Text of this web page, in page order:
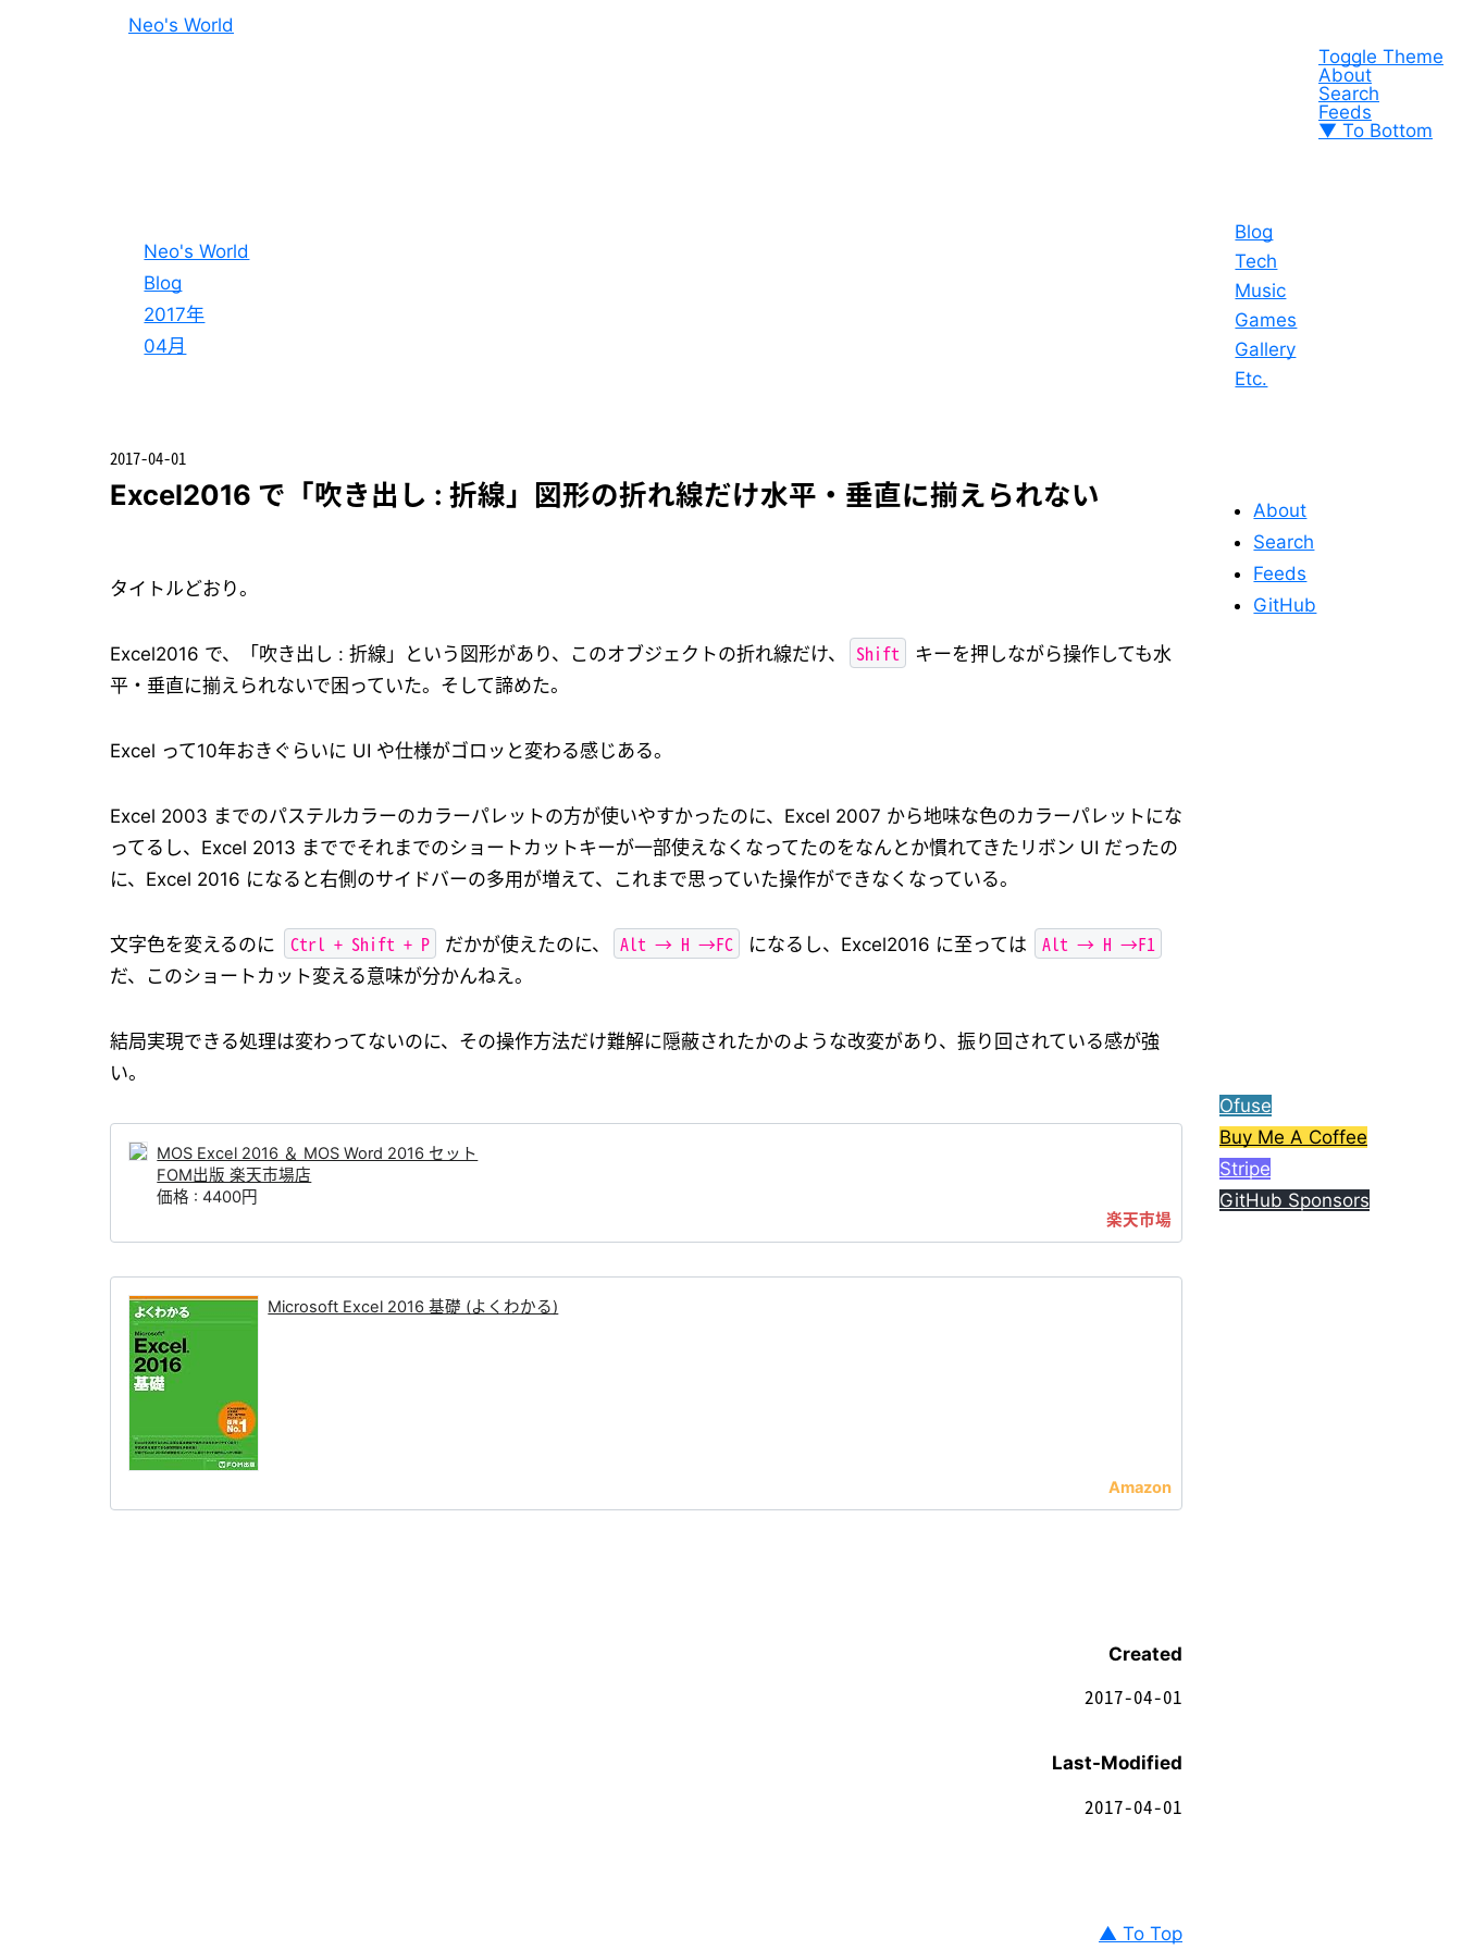
Neo's World
Toggle Theme
About
Search
Feeds
▼ To Bottom
Blog
Tech
Music
Games
Gallery
Etc.
Neo's World
Blog
2017年
04月
2017-04-01
Excel2016 で「吹き出し : 折線」図形の折れ線だけ水平・垂直に揃えられない
タイトルどおり。
Excel2016 で、「吹き出し : 折線」という図形があり、このオブジェクトの折れ線だけ、 Shift
キーを押しながら操作しても水
平・垂直に揃えられないで困っていた。そして諦めた。
Excel って10年おきぐらいに UI や仕様がゴロッと変わる感じある。
Excel 2003 までのパステルカラーのカラーパレットの方が使いやすかったのに、Excel 2007 から地味な色のカラーパレットにな
ってるし、Excel 2013 まででそれまでのショートカットキーが一部使えなくなってたのをなんとか慣れてきたリボン UI だったの
に、Excel 2016 になると右側のサイドバーの多用が増えて、これまで思っていた操作ができなくなっている。
文字色を変えるのに Ctrl + Shift + P だかが使えたのに、 Alt → H →FC になるし、Excel2016 に至っては Alt → H →F1
だ、このショートカット変える意味が分かんねえ。
結局実現できる処理は変わってないのに、その操作方法だけ難解に隠蔽されたかのような改変があり、振り回されている感が強
い。
MOS Excel 2016 ＆ MOS Word 2016 セット
FOM出版 楽天市場店
価格 : 4400円
Microsoft Excel 2016 基礎 (よくわかる)
Ofuse
Buy Me A Coffee
Stripe
GitHub Sponsors
Created
2017-04-01
Last-Modified
2017-04-01
About
Search
Feeds
GitHub
▲ To Top